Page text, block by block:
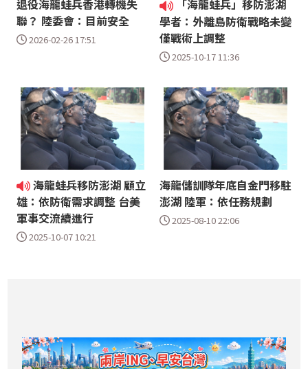
退役海龍蛙兵香港轉機失
聯？ 陸委會：目前安全
2026-02-26 17:51
「海龍蛙兵」移防澎湖
學者：外離島防衛戰略未變
僅戰術上調整
2025-10-17 11:36
海龍蛙兵移防澎湖 顧立
雄：依防衛需求調整 台美
軍事交流續進行
2025-10-07 10:21
海龍儲訓隊年底自金門移駐
澎湖 陸軍：依任務規劃
2025-08-10 22:06